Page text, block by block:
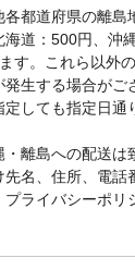
都道府県の離島
道：500円、沖
す。これら以外
生する場合がご
しても指定日通
離島への配送は
先名、住所、電話
ライバシーポリ